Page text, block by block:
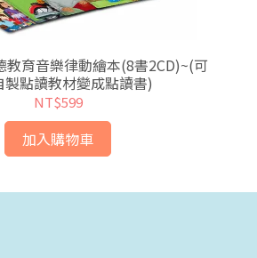
教育音樂律動繪本(8書2CD)~(可
製點讀教材變成點讀書)
NT$599
加入購物車